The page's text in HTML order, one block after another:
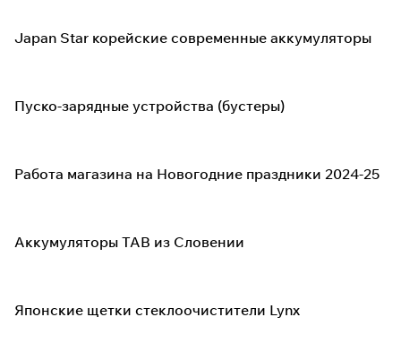
Japan Star корейские современные аккумуляторы
Пуско-зарядные устройства (бустеры)
Работа магазина на Новогодние праздники 2024-25
Аккумуляторы TAB из Словении
Японские щетки стеклоочистители Lynx